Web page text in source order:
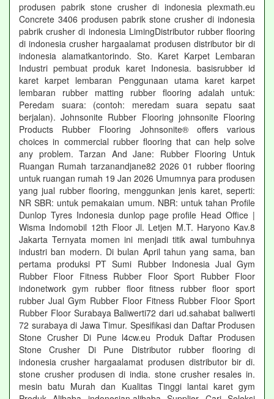
produsen pabrik stone crusher di indonesia plexmath.eu
Concrete 3406 produsen pabrik stone crusher di indonesia
pabrik crusher di indonesia LimingDistributor rubber flooring
di indonesia crusher hargaalamat produsen distributor bir di
indonesia alamatkantorindo. Sto. Karet Karpet Lembaran
Industri pembuat produk karet Indonesia. basisrubber id
karet karpet lembaran Penggunaan utama karet karpet
lembaran rubber matting rubber flooring adalah untuk:
Peredam suara: (contoh: meredam suara sepatu saat
berjalan). Johnsonite Rubber Flooring johnsonite Flooring
Products Rubber Flooring Johnsonite® offers various
choices in commercial rubber flooring that can help solve
any problem. Tarzan And Jane: Rubber Flooring Untuk
Ruangan Rumah tarzanandjane82 2026 01 rubber flooring
untuk ruangan rumah 19 Jan 2026 Umumnya para produsen
yang jual rubber flooring, menggunkan jenis karet, seperti:
NR SBR: untuk pemakaian umum. NBR: untuk tahan Profile
Dunlop Tyres Indonesia dunlop page profile Head Office |
Wisma Indomobil 12th Floor Jl. Letjen M.T. Haryono Kav.8
Jakarta Ternyata momen ini menjadi titik awal tumbuhnya
industri ban modern. Di bulan April tahun yang sama, ban
pertama produksi PT Sumi Rubber Indonesia Jual Gym
Rubber Floor Fitness Rubber Floor Sport Rubber Floor
indonetwork gym rubber floor fitness rubber floor sport
rubber Jual Gym Rubber Floor Fitness Rubber Floor Sport
Rubber Floor Surabaya Baliwerti72 dari ud.sahabat baliwerti
72 surabaya di Jawa Timur. Spesifikasi dan Daftar Produsen
Stone Crusher Di Pune l4cw.eu Produk Daftar Produsen
Stone Crusher Di Pune Distributor rubber flooring di
indonesia crusher hargaalamat produsen distributor bir di.
stone crusher produsen di india. stone crusher resales in.
mesin batu Murah dan Kualitas Tinggi lantai karet gym